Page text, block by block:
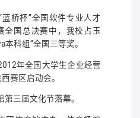
桥杯”全国软件专业人才
全国总决赛中，我校占玉
本科组”全国三等奖。
年全国大学生企业经营
赛区启动会。
三届文化节落幕。